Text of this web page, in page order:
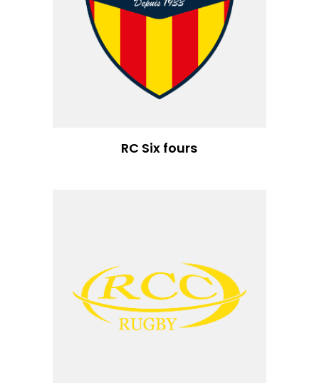
RC Six fours